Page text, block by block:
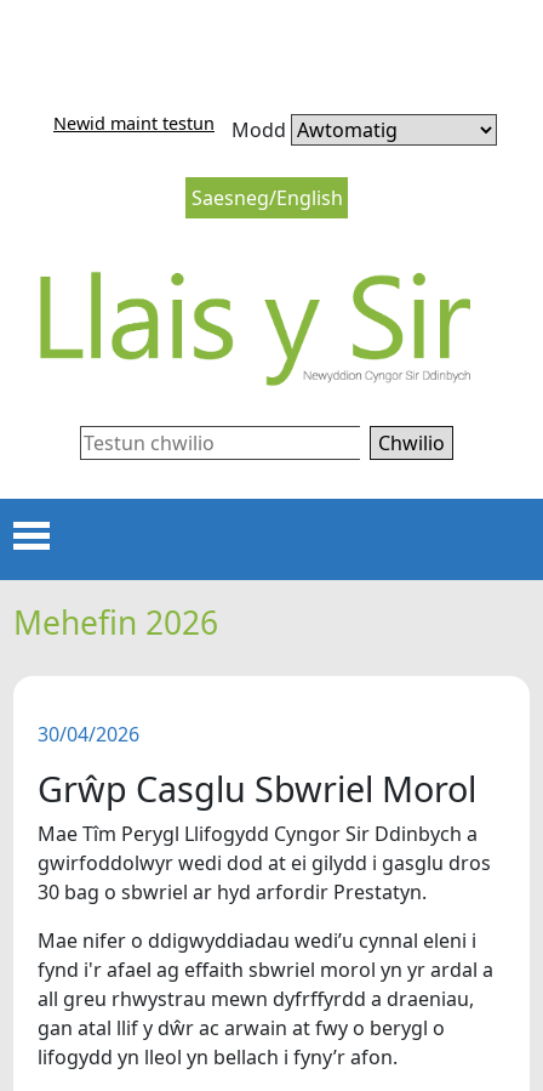
Saesneg/English
Newid maint testun Modd
Chwilio
CARTREF
ERTHYGLAU
CIPOLWG
A WYDDOCH CHI?
FIDEOS
BE SY' MLAEN
Mehefin 2026
30/04/2026
Grŵp Casglu Sbwriel Morol
Mae Tîm Perygl Llifogydd Cyngor Sir Ddinbych a
gwirfoddolwyr wedi dod at ei gilydd i gasglu dros
30 bag o sbwriel ar hyd arfordir Prestatyn.
Mae nifer o ddigwyddiadau wedi’u cynnal eleni i
fynd i'r afael ag effaith sbwriel morol yn yr ardal a
all greu rhwystrau mewn dyfrffyrdd a draeniau,
gan atal llif y dŵr ac arwain at fwy o berygl o
lifogydd yn lleol yn bellach i fyny’r afon.